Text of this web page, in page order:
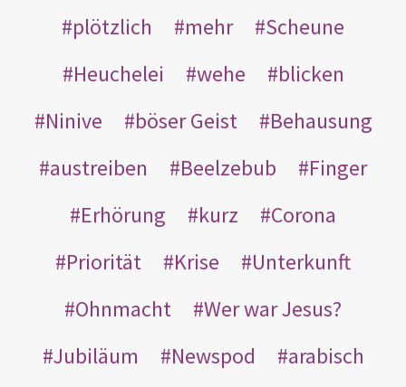
plötzlich mehr
Scheune
Heuchelei
wehe
blicken
Ninive
böser Geist
Behausung
austreiben
Beelzebub
Finger
Erhörung
kurz
Corona
Priorität
Krise
Unterkunft
Ohnmacht
Wer war Jesus?
Jubiläum
Newspod
arabisch